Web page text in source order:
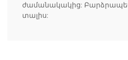
ժամանակակից:
տալիս: